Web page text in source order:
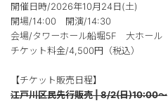
開催日時/2026年10月24日(土)
開場/14:00 開演/14:30
会場/タワーホール船堀5F 大ホール
チケット料金/4,500円（税込）
【チケット販売日程】
江戸川区民先行販売 | 8/2(日)10:00～